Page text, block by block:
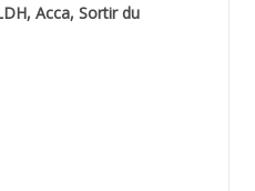
Acca, Sortir du